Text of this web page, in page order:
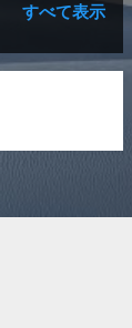
すべて表示